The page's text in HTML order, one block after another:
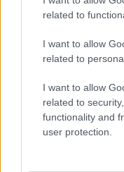
related to
I want to allow
related to
I want to allow
related to
functionality and
user protection.
HÍRLEVÉL
E-mail cím
Feliratkozom a